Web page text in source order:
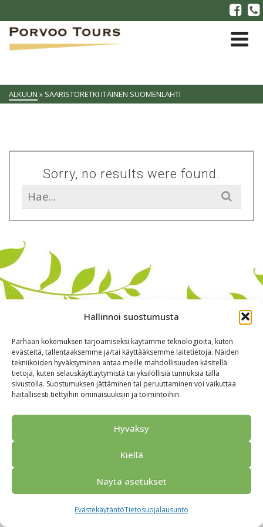
Hallinnoi suostumusta
Parhaan kokemuksen tarjoamiseksi käytämme teknologioita, kuten
evästeitä, tallentaaksemme ja/tai käyttääksemme laitetietoja. Näiden
tekniikoiden hyväksyminen antaa meille mahdollisuuden käsitellä
tietoja, kuten selauskäyttäytymistä tai yksilöllisiä tunnuksia tällä
sivustolla. Suostumuksen jättäminen tai peruuttaminen voi vaikuttaa
haitallisesti tiettyihin ominaisuuksiin ja toimintoihin.
Hyväksy
Kiellä
Näytä asetukset
EvästekäytäntöTietosuojalausunto
ALKUUN » SAARISTORETKI ITÄINEN SUOMENLAHTI
Sorry, no results were found.
Search
for:
Alkuun Ryhmille Kokous & Ohjelmat
Yhteistyökumppanit
Tarjouspyyntö
Anna palautetta
Tietosuojaseloste
© 2026 Porvoo Tours - matkanjärjestäjä / FPW